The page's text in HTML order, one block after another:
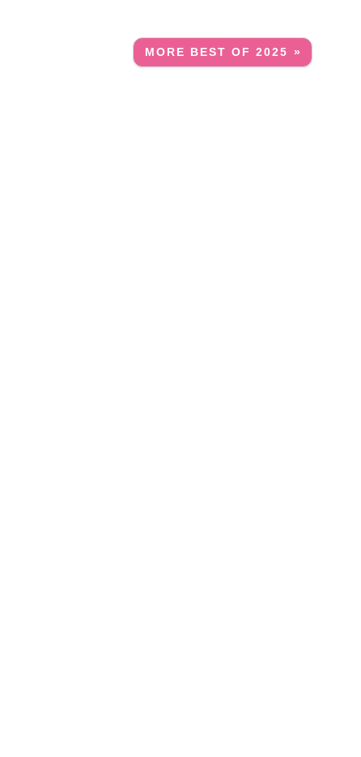
MORE BEST OF 2025 »